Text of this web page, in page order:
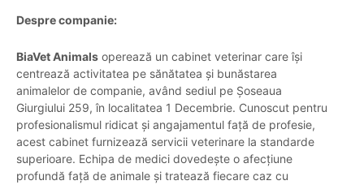
Despre companie:
BiaVet Animals operează un cabinet veterinar care își
centrează activitatea pe sănătatea și bunăstarea
animalelor de companie, având sediul pe Șoseaua
Giurgiului 259, în localitatea 1 Decembrie. Cunoscut pentru
profesionalismul ridicat și angajamentul față de profesie,
acest cabinet furnizează servicii veterinare la standarde
superioare. Echipa de medici dovedește o afecțiune
profundă față de animale și tratează fiecare caz cu